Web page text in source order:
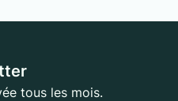
tous les mois.